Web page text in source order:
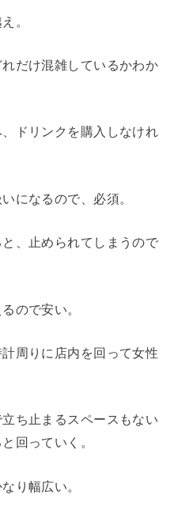
。
だけ混雑しているかわか
ドリンクを購入しなけれ
になるので、必須。
、止められてしまうので
ので安い。
周りに店内を回って女性
ち止まるスペースもない
回っていく。
り幅広い。